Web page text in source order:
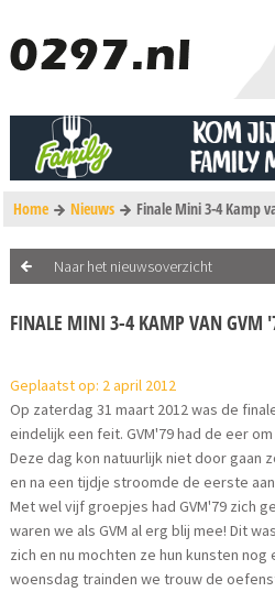
Home Nieuws Finale Mini 3-4 Kamp
Naar het nieuwsoverzicht
FINALE MINI 3-4 KAMP VAN GVM
Geplaatst op: 2 april 2012
Op zaterdag 31 maart 2012 was de
eindelijk een feit. GVM'79 had de eer
Deze dag kon natuurlijk niet door gaan
en na een tijdje stroomde de eerste
Met wel vijf groepjes had GVM'79 zich
waren we als GVM al erg blij mee! Dit
zich en nu mochten ze hun kunsten
woensdag trainden we trouw de